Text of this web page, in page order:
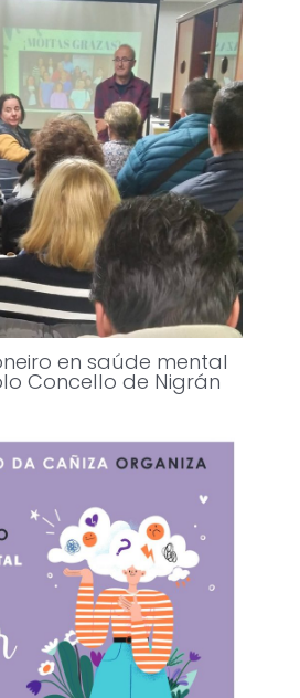
en saúde mental
Concello de Nigrán